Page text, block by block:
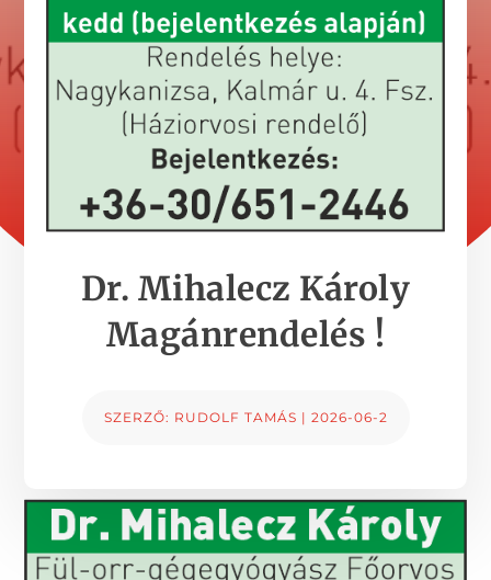
Dr. Mihalecz Károly
Magánrendelés !
SZERZŐ: RUDOLF TAMÁS | 2026-06-2